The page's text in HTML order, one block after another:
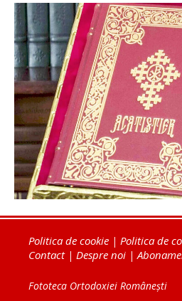
Politica de cookie | Politica de
Contact| Despre noi |
Fototeca Ortodoxiei Românești